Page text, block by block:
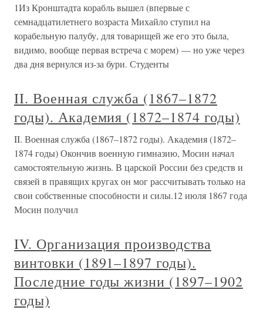
1Из Кронштадта корабль вышел (впервые с
семнадцатилетнего возраста Михайло ступил на
корабельную палубу, для товарищей же его это была,
видимо, вообще первая встреча с морем) — но уже через
два дня вернулся из-за бури. Студенты
II. Военная служба (1867–1872
годы). Академия (1872–1874 годы)
II. Военная служба (1867–1872 годы). Академия (1872–
1874 годы) Окончив военную гимназию, Мосин начал
самостоятельную жизнь. В царской России без средств и
связей в правящих кругах он мог рассчитывать только на
свои собственные способности и силы.12 июля 1867 года
Мосин получил
IV. Организация производства
винтовки (1891–1897 годы).
Последние годы жизни (1897–1902
годы)